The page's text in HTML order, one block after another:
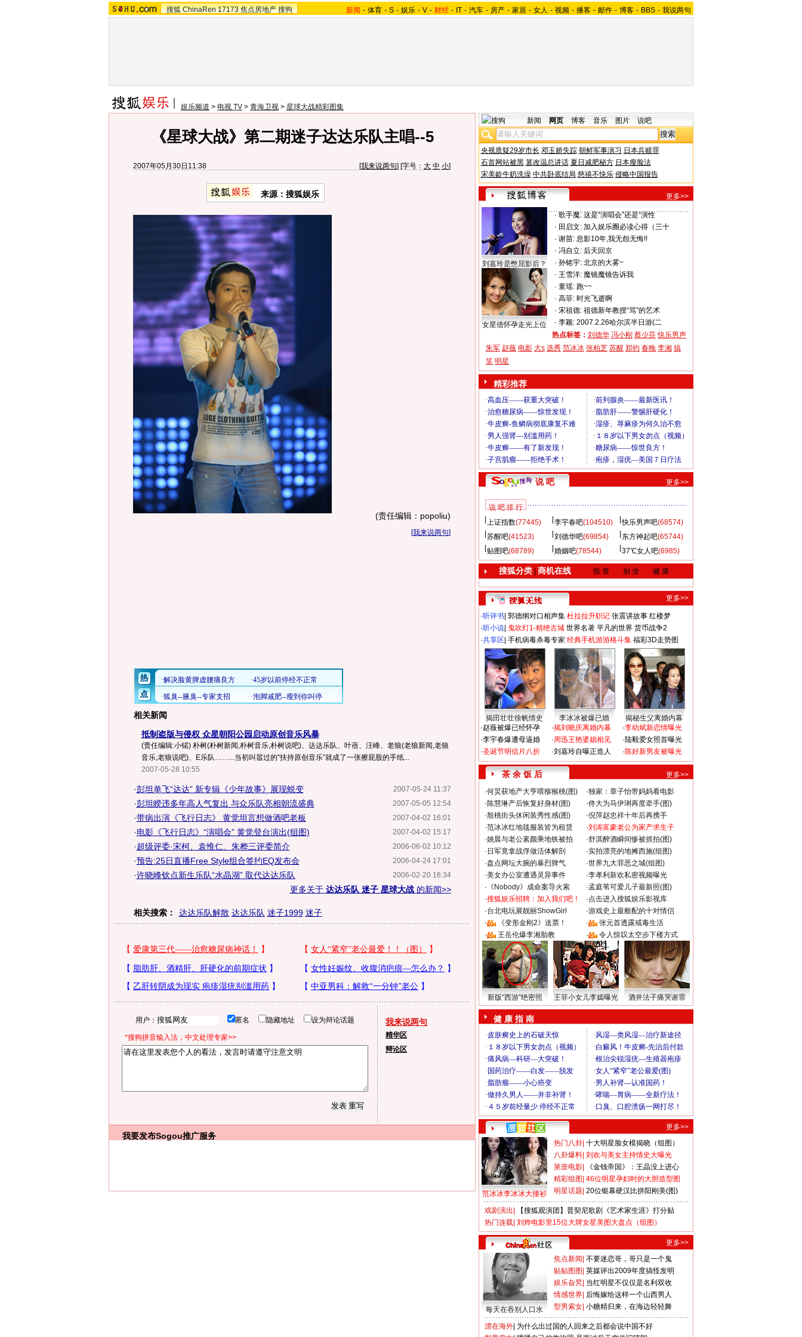
搜狐 ChinaRen 17173 焦点房地产 搜狗 新闻 - 体育 - S - 娱乐 - V - 财经 - IT - 汽车 - 房产 - 家居 - 女人 - 视频 - 播客 - 邮件 - 博客 - BBS - 我说两句
娱乐频道 > 电视 TV > 青海卫视 > 星球大战精彩图集
《星球大战》第二期迷子达达乐队主唱--5
2007年05月30日11:38 [我来说两句] [字号： 大 中 小]
来源：搜狐娱乐
(责任编辑：popoliu)
[我来说两句]
相关新闻
抵制盗版与侵权 众星朝阳公园启动原创音乐风暴
(责任编辑:小锘) 朴树(朴树新闻,朴树音乐,朴树说吧)、达达乐队、叶蓓、汪峰、老狼(老狼新闻,老狼
音乐,老狼说吧)、E乐队……...当初叫嚣过的“扶持原创音乐”就成了一张擦屁股的手纸...
2007-05-28 10:55
2007-05-24 11:37
·彭坦单飞“达达” 新专辑《少年故事》展现蜕变
2007-05-05 12:54
·彭坦睽违多年高人气复出 与众乐队亮相朝流盛典
2007-04-02 16:01
·带病出演《飞行日志》 黄觉坦言想做酒吧老板
2007-04-02 15:17
·电影《飞行日志》“演唱会” 黄觉登台演出(组图)
2006-06-02 10:12
·超级评委·宋柯、袁惟仁、朱桦三评委简介
2006-04-24 17:01
·预告:25日直播Free Style组合签约EQ发布会
2006-02-20 16:34
·许晓峰钦点新生乐队“水晶湖” 取代达达乐队
更多关于 达达乐队 迷子 星球大战的新闻>>
相关搜索： 达达乐队解散 达达乐队 迷子1999 迷子
用户： 匿名 隐藏地址 设为辩论话题
*搜狗拼音输入法，中文处理专家>>
我来说两句
精华区
辩论区
我要发布Sogou推广服务
新闻 网页 博客 音乐 图片 说吧
央视质疑29岁市长 邓玉娇失踪 朝鲜军事演习 日本兵赎罪
石首网站被黑 篡改温总讲话 夏日减肥秘方 日本瘦脸法
宋美龄牛奶洗澡 中共卧底结局 慈禧不快乐 侵略中国报告
更多>>
刘嘉玲是憋屈影后？
女星借怀孕走光上位
· 歌手魔: 这是“演唱会”还是“演性
· 田启文: 加入娱乐圈必读心得（三十
· 谢苗: 息影10年,我无怨无悔!!
· 冯自立: 后天回京
· 孙铭宇: 北京的大雾~
· 王雪洋: 魔镜魔镜告诉我
· 童瑶: 跑~~
· 高菲: 时光飞逝啊
· 宋祖德: 祖德新年教授“骂”的艺术
· 李颖: 2007.2.26哈尔滨半日游(二
热点标签： 刘德华 冯小刚 蔡少芬 快乐男声
朱军 赵薇 电影 大s 选秀 范冰冰 张柏芝 苏醒 郑钧 春晚 李湘 搞
笑 明星
精彩推荐
说 吧 更多>>
说 吧 排 行
上证指数(77445) 李宇春吧(104510) 快乐男声吧(68574)
苏醒吧(41523) 刘德华吧(69854) 东方神起吧(65744)
贴图吧(68789) 婚姻吧(78544) 37℃女人吧(6985)
搜狐分类| 商机在线 投 资 创 业 健 康
更多>>
·听评书 郭德纲对口相声集 杜拉拉升职记 张震讲故事 红楼梦
·听小说 鬼吹灯1-精绝古城 世界名著 平凡的世界 货币战争2
·共享区 手机病毒杀毒专家 经典手机游游格斗集 福彩3D走势图
揭田壮壮徐帆情史 李冰冰被爆已婚
揭秘生父离婚内幕
·赵薇被爆已经怀孕
·李宇春爆遭母逼婚
·圣诞节明信片八折
·揭刘晓庆离婚内幕
·周迅王艳婆媳相见
·刘嘉玲自曝正造人
·李幼斌新恋情曝光
·陆毅爱女照首曝光
·陈好新男友被曝光
茶 余 饭 后
更多>>
·何炅获地产大亨喂猕猴桃(图) ·独家：章子怡带妈妈看电影
·陈慧琳产后恢复好身材(图) ·佟大为马伊琍再度牵手(图)
·殷桃街头休闲装秀性感(图) ·倪萍赵忠祥十年后再携手
·范冰冰红地毯服装皆为租赁 ·刘涛富豪老公为家产求生子
·姚晨与老公素颜乘地铁被拍 ·舒淇醉酒瞬间惨被抓拍(图)
· 日军竟拿战俘做活体解剖 ·实拍漂亮的地摊西施(组图)
·盘点网坛大腕的暴烈脾气 ·世界九大罪恶之城(组图)
·美女办公室遭遇灵异事件 ·李孝利新欢私密视频曝光
· 《Nobody》成命案导火索 ·孟庭苇可爱儿子最新照(图)
·搜狐娱乐招聘：加入我们吧！ ·点击进入搜狐娱乐影视库
·台北电玩展靓丽ShowGirl ·游戏史上最般配的十对情侣
·
《变形金刚2》送票！ ·
张元首透露戒毒生活
·
王岳伦爆李湘胎教 · 令人惊叹太空步下楼方式
新版“西游”绝密照 王菲小女儿李嫣曝光 酒井法子痛哭谢罪
健 康 指 南
更多>>
范冰冰李冰冰大撞衫
热门八卦 十大明星脸女模揭晓（组图）
八卦爆料 刘欢与美女主持情史大曝光
第壹电影
《金钱帝国》：王晶没上进心
精彩组图 46位明星孕妇时的大胆造型图
明星话题 20位银幕硬汉比拼阳刚美(图)
戏剧演出
【搜狐观演团】普契尼歌剧《艺术家生涯》打分贴
热门连载 刘烨电影里15位大牌女星美图大盘点（组图）
更多>>
每天在吞别人口水
焦点新闻 不要迷恋哥，哥只是一个鬼
贴贴图图 英媒评出2009年度搞怪发明
娱乐旮旯 当红明星不仅仅是名利双收
情感世界 后悔嫁给这样一个山西男人
型男索女 小糖精归来，在海边轻轻舞
漂在海外 为什么出过国的人回来之后都会说中国不好